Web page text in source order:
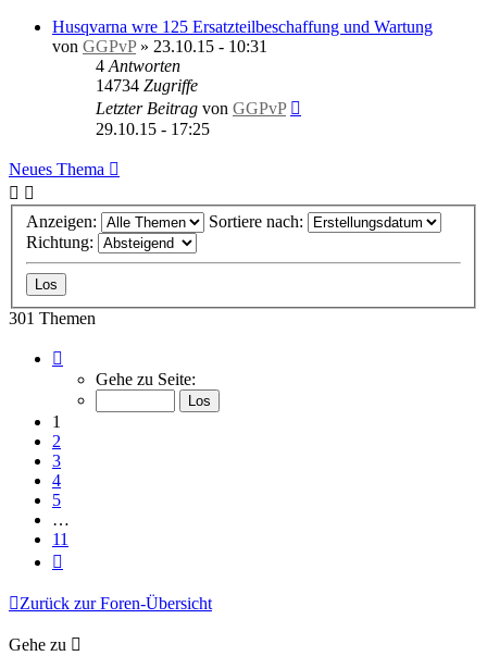
Husqvarna wre 125 Ersatzteilbeschaffung und Wartung
von GGPvP» 23.10.15 - 10:31
4 Antworten
14734 Zugriffe
Letzter Beitrag von GGPvP
29.10.15 - 17:25
Neues Thema
Anzeigen:
Sortiere nach:
Richtung:
301 Themen
von
Gehe zu Seite:
1
2
3
4
5
…
11
Zurück zur Foren-Übersicht
Gehe zu